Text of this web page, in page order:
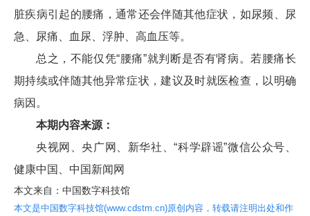
脏疾病引起的腰痛，通常还会伴随其他症状，如尿频、尿
急、尿痛、血尿、浮肿、高血压等。
总之，不能仅凭“腰痛”就判断是否有肾病。若腰痛长
期持续或伴随其他异常症状，建议及时就医检查，以明确
病因。
本期内容来源：
央视网、央广网、新华社、“科学辟谣”微信公众号、
健康中国、中国新闻网
本文来自：中国数字科技馆
本文是中国数字科技馆(www.cdstm.cn)原创内容，转载请注明出处和作